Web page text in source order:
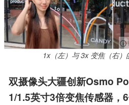
ⓘ
1x（左）与 3x 变焦（右）
双摄像头大疆创新Osmo
1/1.5英寸3倍变焦传感器，